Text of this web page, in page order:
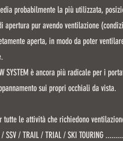
probabilmente la più utilizzata,
apertura pur avendo ventilazione
aperta, in modo da poter
SYSTEM è ancora più radicale per i
sui propri occhiali da vista.
tutte le attività che richiedono
/ SSV / TRAIL / TRIAL / SKI TOURING